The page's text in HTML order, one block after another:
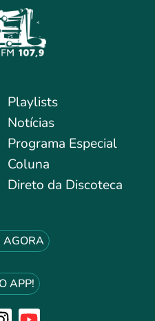
Playlists
Notícias
Programa Especial
Coluna
Direto da Discoteca
AGORA
APP!